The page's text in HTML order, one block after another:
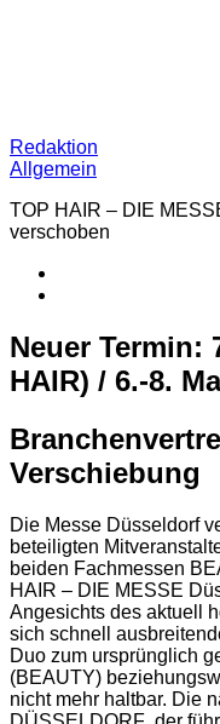
Redaktion
Allgemein
TOP HAIR – DIE
verschoben
Neuer Termin:
HAIR) / 6.-8.
Verschiebung
Die Messe Düsseldorf
beteiligten
beiden Fachmessen
HAIR – DIE MESSE
Angesichts des aktuell
sich schnell
Duo zum ursprünglich
(BEAUTY)
nicht mehr haltbar. Die